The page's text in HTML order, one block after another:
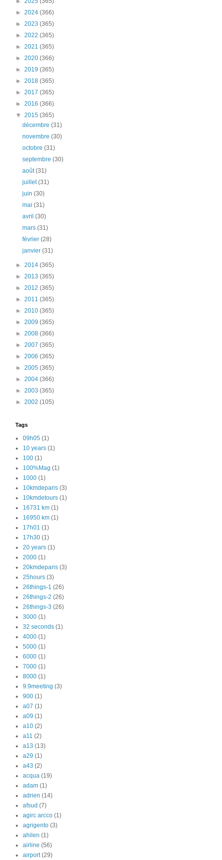
► 2024 (366)
► 2023 (365)
► 2022 (365)
► 2021 (365)
► 2020 (366)
► 2019 (365)
► 2018 (365)
► 2017 (365)
► 2016 (366)
▼ 2015 (365)
décembre(31)
novembre(30)
octobre(31)
septembre(30)
août(31)
juillet(31)
juin(30)
mai(31)
avril(30)
mars(31)
février(28)
janvier(31)
► 2014 (365)
► 2013 (365)
► 2012 (365)
► 2011 (365)
► 2010 (365)
► 2009 (365)
► 2008 (366)
► 2007 (365)
► 2006 (365)
► 2005 (365)
► 2004 (366)
► 2003 (365)
► 2002 (105)
Tags
09h05 (1)
10 years (1)
100 (1)
100%Mag (1)
1000 (1)
10kmdeparis (3)
10kmdetours (1)
16731 km (1)
16950 km (1)
17h01 (1)
17h30 (1)
20 years (1)
2000 (1)
20kmdeparis (3)
25hours (3)
26things-1 (26)
26things-2 (26)
26things-3 (26)
3000 (1)
32 seconds (1)
4000 (1)
5000 (1)
6000 (1)
7000 (1)
8000 (1)
9:9meeting (3)
900 (1)
a07 (1)
a09 (1)
a10 (2)
a11 (2)
a13 (13)
a29 (1)
a43 (2)
acqua (19)
adam (1)
adrien (14)
afsud (7)
agirc arcco (1)
agrigento (3)
ahilen (1)
airline (56)
airport (29)